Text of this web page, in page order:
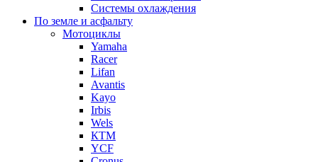
Системы охлаждения
По земле и асфальту
Мотоциклы
Yamaha
Racer
Lifan
Avantis
Kayo
Irbis
Wels
КТМ
YCF